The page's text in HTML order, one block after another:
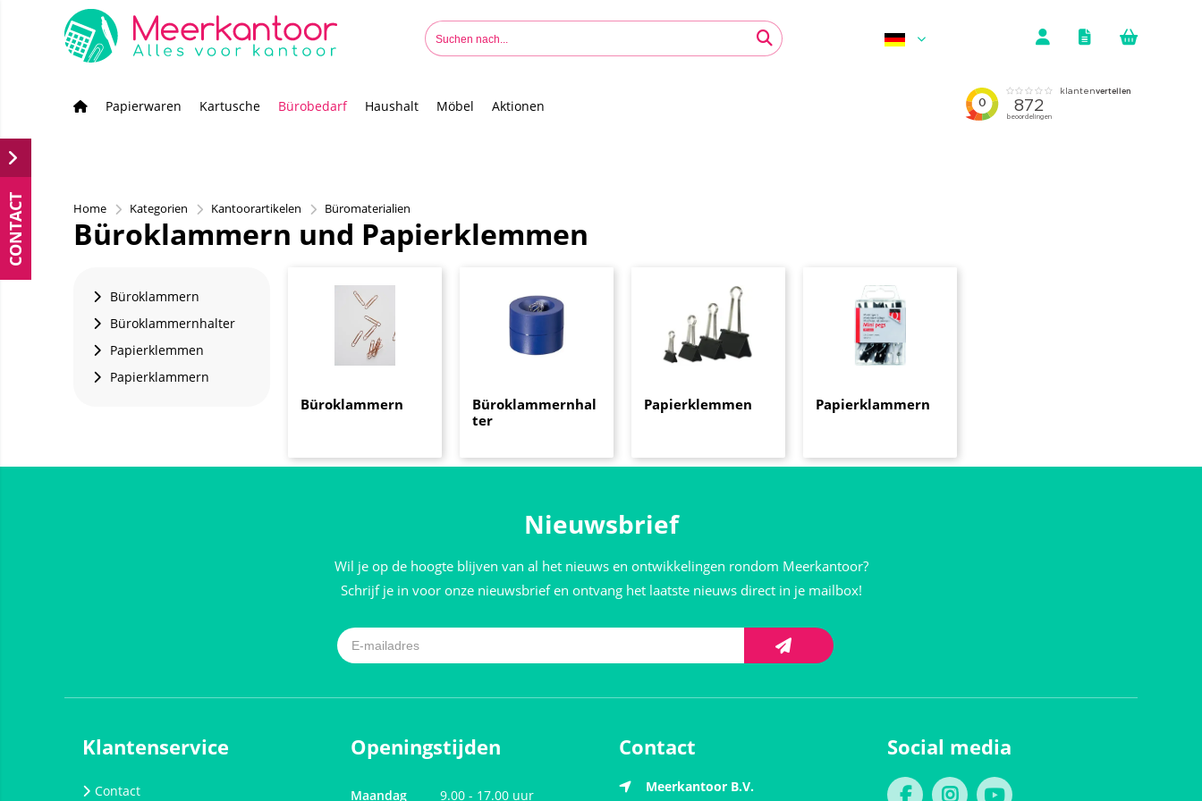
Papierwaren Kartusche Bürobedarf Haushalt Möbel Aktionen
Home Kategorien Kantoorartikelen Büromaterialien
Büroklammern und Papierklemmen
Büroklammern
Büroklammernhalter
Papierklemmen
Papierklammern
Büroklammern
Büroklammernhal
ter
Papierklemmen Papierklammern
Nieuwsbrief
Wil je op de hoogte blijven van al het nieuws en ontwikkelingen rondom Meerkantoor?
Schrijf je in voor onze nieuwsbrief en ontvang het laatste nieuws direct in je mailbox!
Klantenservice
Contact
Openingstijden
Maandag 9.00 - 17.00 uur
Contact
Meerkantoor B.V.
Social media
CONTACT